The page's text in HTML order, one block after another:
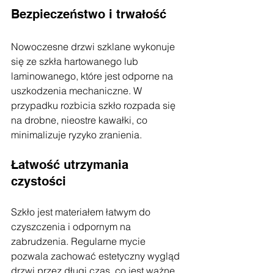
Bezpieczeństwo i trwałość
Nowoczesne drzwi szklane wykonuje
się ze szkła hartowanego lub
laminowanego, które jest odporne na
uszkodzenia mechaniczne. W
przypadku rozbicia szkło rozpada się
na drobne, nieostre kawałki, co
minimalizuje ryzyko zranienia.
Łatwość utrzymania
czystości
Szkło jest materiałem łatwym do
czyszczenia i odpornym na
zabrudzenia. Regularne mycie
pozwala zachować estetyczny wygląd